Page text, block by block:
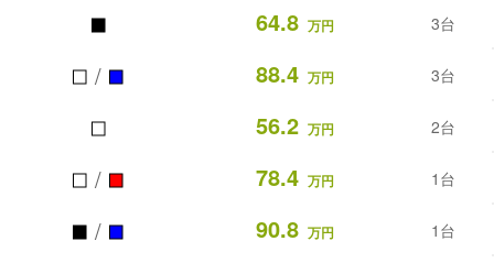
■ 64.8 万円 3台
■ / ■ 88.4 万円 3台
■ 56.2 万円 2台
■ / ■ 78.4 万円 1台
■ / ■ 90.8 万円 1台